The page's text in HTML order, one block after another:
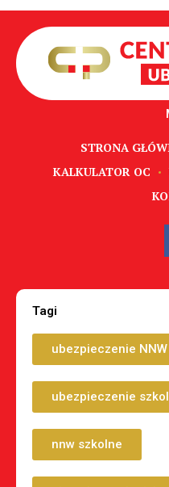
STRONA
KALKULATOR OC
Tagi
ubezpieczenie
ubezpieczenie
nnw szkolne